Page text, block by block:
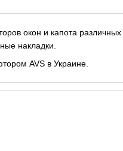
окон и капота
накладки.
AVS в Украине.